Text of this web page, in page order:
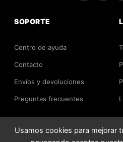
SOPORTE
Centro de ayuda
Contacto
Envíos y devoluciones
Preguntas frecuentes
2026 MusicRockShop. Todos
Usamos cookies para mejorar